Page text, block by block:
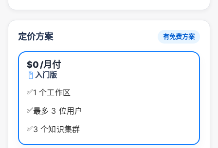
定价方案 有免费方案
$0/月付
入门版
✅1 个工作区
✅最多 3 位用户
✅3 个知识集群